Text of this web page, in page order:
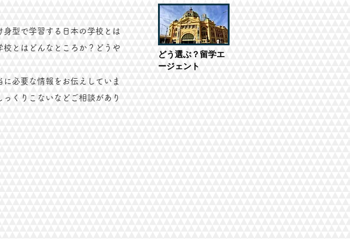
型で学習する日本の学校とは
とはどんなところか？どうや
必要な情報をお伝えしていま
くりこないなどご相談があり
どう選ぶ？留学エ
ージェント